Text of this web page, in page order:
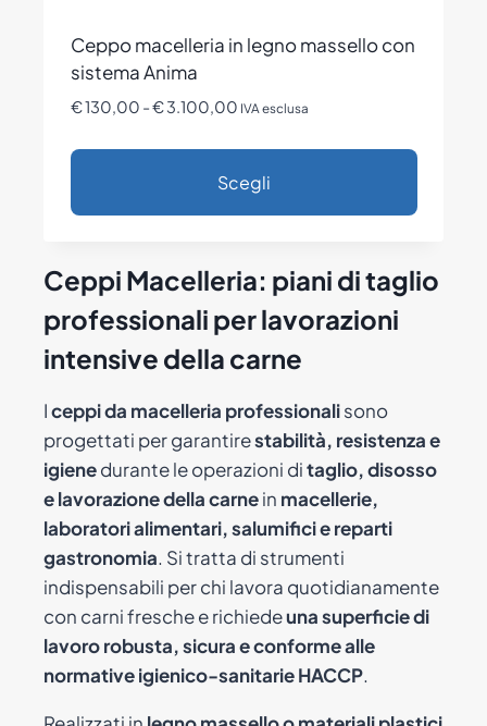
Ceppo macelleria in legno massello con
sistema Anima
€130,00 -€3.100,00Fascia
da
IVA esclusa
Scegli
ha
più
varianti.
Le
opzioni
possono
essere
scelte
nella
pagina
del
prodotto
Ceppi Macelleria: piani di taglio
professionali per lavorazioni
intensive della carne
Iceppi da macelleria professionalisono
progettati per garantirestabilità, resistenza e
igienedurante le operazioni ditaglio, disosso
e lavorazione della carnein macellerie,
laboratori alimentari, salumifici e reparti
gastronomia. Si tratta di strumenti
indispensabili per chi lavora quotidianamente
con carni fresche e richiedeuna superficie di
lavoro robusta, sicura e conforme alle
normative igienico-sanitarie HACCP.